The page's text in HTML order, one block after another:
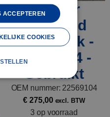
Injector
pompend
420/460pk -
22569104 -
Gebruikt
OEM nummer: 22569104
€ 275,00 excl. BTW
3 op voorraad
ACCEPTEREN
COOKIES